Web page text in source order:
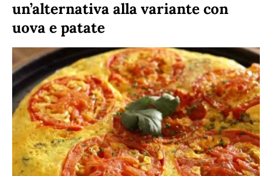
un’alternativa alla variante con
uova e patate